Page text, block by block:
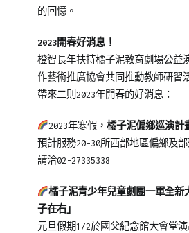
的回憶。
2023開春好消息！
橙智長年扶持橘子泥教育劇場公益演
作藝術推廣協會共同推動教師研習
帶來二則2023年開春的好消息：
2023年寒假，橘子泥偏鄉巡演計
預計服務20-30所西部地區偏鄉及
請洽02-27335338
橘子泥青少年兒童劇團一軍全新
子在右」
元旦假期1/2於國父紀念館大會堂演